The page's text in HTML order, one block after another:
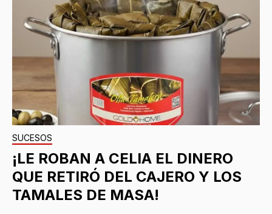
SUCESOS
¡LE ROBAN A CELIA EL DINERO
QUE RETIRÓ DEL CAJERO Y LOS
TAMALES DE MASA!